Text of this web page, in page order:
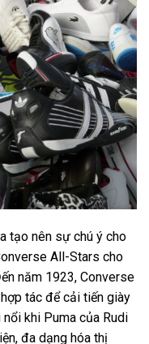
tạo nên sự chú ý cho
All-Stars cho
năm 1923, Converse
tác để cải tiến giày
khi Puma của Rudi
đa dạng hóa thị